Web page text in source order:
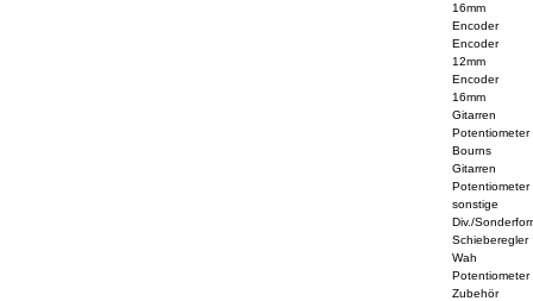
16mm
Encoder
Encoder
12mm
Encoder
16mm
Gitarren
Potentiometer
Bourns
Gitarren
Potentiometer
sonstige
Div./
Schieberegler
Wah
Potentiometer
Zubehör